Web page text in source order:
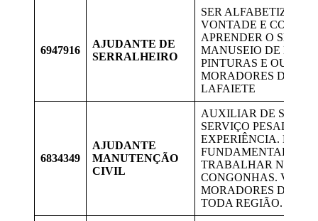
6947916
AJUDANTE DE
SERRALHEIRO
SER
VONTADE E
APRENDER O
MANUSEIO DE
PINTURAS E
MORADORES DE
LAFAIETE
6834349
AJUDANTE
MANUTENÇÃO
CIVIL
AUXILIAR DE
SERVIÇO PESADO,
EXPERIÊNCIA.
FUNDAMENTAL
TRABALHAR NA
CONGONHAS.
MORADORES DE
TODA REGIÃO.